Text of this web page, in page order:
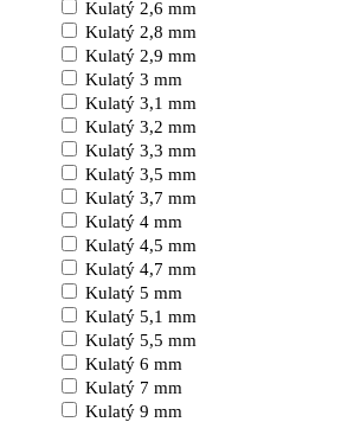
Kulatý 2,6 mm
Kulatý 2,8 mm
Kulatý 2,9 mm
Kulatý 3 mm
Kulatý 3,1 mm
Kulatý 3,2 mm
Kulatý 3,3 mm
Kulatý 3,5 mm
Kulatý 3,7 mm
Kulatý 4 mm
Kulatý 4,5 mm
Kulatý 4,7 mm
Kulatý 5 mm
Kulatý 5,1 mm
Kulatý 5,5 mm
Kulatý 6 mm
Kulatý 7 mm
Kulatý 9 mm